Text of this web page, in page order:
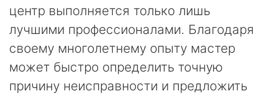
центр выполняется только лишь
лучшими профессионалами. Благодаря
своему многолетнему опыту мастер
может быстро определить точную
причину неисправности и предложить